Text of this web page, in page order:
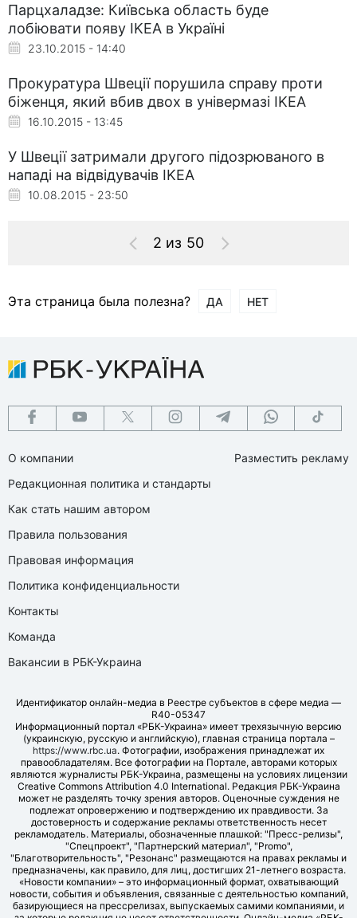
Парцхаладзе: Київська область буде
лобіювати появу IKEA в Україні
23.10.2015 - 14:40
Прокуратура Швеції порушила справу проти
біженця, який вбив двох в універмазі IKEA
16.10.2015 - 13:45
У Швеції затримали другого підозрюваного в
нападі на відвідувачів IKEA
10.08.2015 - 23:50
2 из 50
Эта страница была полезна? ДА НЕТ
О компании
Редакционная политика и стандарты
Как стать нашим автором
Правила пользования
Правовая информация
Политика конфиденциальности
Контакты
Команда
Вакансии в РБК-Украина
Разместить рекламу
Идентификатор онлайн-медиа в Реестре субъектов в сфере медиа —
R40-05347
Информационный портал «РБК-Украина» имеет трехязычную версию
(украинскую, русскую и английскую), главная страница портала –
https://www.rbc.ua. Фотографии, изображения принадлежат их
правообладателям. Все фотографии на Портале, авторами которых
являются журналисты РБК-Украина, размещены на условиях лицензии
Creative Commons Attribution 4.0 International. Редакция РБК-Украина
может не разделять точку зрения авторов. Оценочные суждения не
подлежат опровержению и подтверждению их правдивости. За
достоверность и содержание рекламы ответственность несет
рекламодатель. Материалы, обозначенные плашкой: "Пресс-релизы",
"Спецпроект", "Партнерский материал", "Promo",
"Благотворительность", "Резонанс" размещаются на правах рекламы и
предназначены, как правило, для лиц, достигших 21-летнего возраста.
«Новости компании» – это информационный формат, охватывающий
новости, события и объявления, связанные с деятельностью компаний,
базирующиеся на прессрелизах, выпускаемых самими компаниями, и